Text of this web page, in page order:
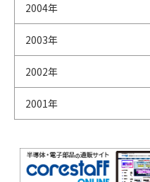
2004年
2003年
2002年
2001年